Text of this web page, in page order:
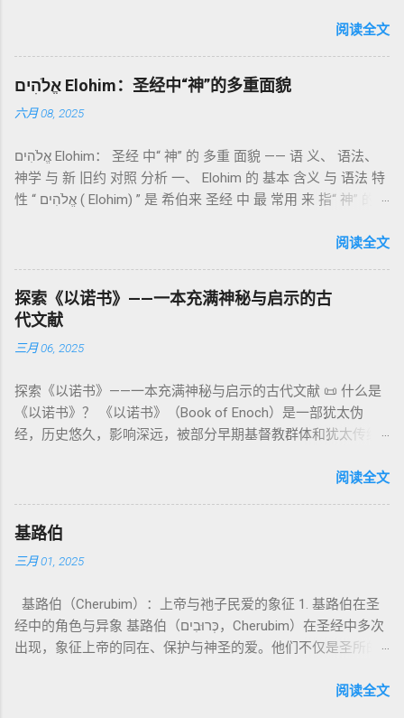
团契的象征； 赎罪祭 （chatat）：针对无意之罪的遮盖； 赎愆
祭 （asham）：针对特定罪行的赔偿与赎回。 这些制度不是单
纯宗教仪式，而是 神提供给罪人恢复关系的方式 。 希伯来文
祂的子民得洁净并维系同在。 三、祭司制度与敬拜秩序 亚伦与
记》强调他们的洁净、服饰、行为都必须与神的圣洁相称。 祭
司是 圣所的看守者、律法的教导者与百姓的代求者 。他们的失
败（如拿答与亚比户擅献凡火）立刻带来神的审判（利10
限 第11–15章讲述关于食物、疾病（如大麻风）、体液等“洁净
与不洁”的律例。其目的不是为了迷信或隔离，而是建立 圣洁与
秩序感 ，帮助以色列人活在神的同在中。 “洁净”不是等同于“无
罪”，而是不妨碍与神交往的状态。圣所是神居住之地，进入必
16章描述每年一次的“赎罪日”（Yom Kippur），大祭司进入至
圣所，用血为圣所与百姓遮罪。 这是整卷《利未记》的神学中
心： 神愿意居住在人中间； 罪必须被遮盖才能维持这同在；
神主动提供遮罪之道（两个祭牲，特别是“为耶和华”的与“归于
亚撒泻勒”的）。 这预表...
世纪），虽不在犹太/基督教主流正典之内（ 埃塞俄比亚正教
吉兹语（埃塞俄比亚语） 保存， 死海古卷 出土了多份 阿拉姆
语 残卷，另有 希腊文 片段，显示其广泛流传。 《一以诺书》
大体由五部分组成（作者与年代各异）： 《守望者之书》（1–
通婚、巨人（尼非利人）的出现，以及神对其囚禁与审判。
《比喻/相似喻之书》（37–71） ：频繁出现“ 那位人子/拣选
者/义者 ”，刻画末世审判与王权。 《天文之书》（72–82） ：
：以异象回顾以色列史并预示末世。 《以诺书信》（91–108）
：智慧训诫、“祸哉”、义人与恶人的结局等。 提示：另有《二
以诺书》（斯拉夫文）与《三以诺书》（希伯来文），属更晚
期以诺传统，不等同于《一以诺书》。 二、为什么重要？——
呼应 犹大书14–15 几乎逐字引 1 Enoch 1:9（“主带着千万圣者
的“深渊囚禁”叙事共振。 彼后2:4 用“ 他他路斯 （Tartarus）”指
天使囚禁之所，贴近以诺传统语境。 福音书/启示录 中的“ 人子
来临与天使同来、坐在荣耀宝座审判列国 ”（太24–25；启1、
观 ：以诺将“巨人之灵”为游行污灵的渊源学解释，补给了新约
驱魔叙事背后的“灵界词库”（可1、路8；亦参弗6:12“执政掌
权”）。 阴间与审判意象 ：Sheol 的分区、册卷与火刑等图像，
：以诺传统对压迫者的“祸哉”，与 雅各书 对不义富者的警告
（雅5）形成呼应。 ...
阅读全文
אֱלֹהִים Elohim：圣经中“神”的多重面貌
六月 08, 2025
אֱלֹהִים Elohim： 圣经 中“ 神” 的 多重 面貌 —— 语 义、 语法、
神学 与 新 旧约 对照 分析 一、 Elohim 的 基本 含义 与 语法 特
性 “ אֱלֹהִים ( Elohim) ” 是 希伯来 圣经 中 最 常用 来 指“ 神” 的
者”。 ✦ 语法 现象： Elohim 是 一个 复数 形式 （“- im” 后
世 记 1: 1）； 在 其他 语 境 中也 可 用于 复数 意义， 如 指 多
神、 属 灵 存在、 审判 官 等； 因此， 需 借助 上下文 判断 语
义 和 神学 定位 。 二、 希伯来 圣经 中 Elohim 的 主要 用法 与
示例 分类 类型 用法 说明 示例 经文 含义 1. 真神 指 以色列 的
所 崇拜 的 神祇 出 20: 3 假 神/ 偶像（ gods） 3. 属 灵 存在
神 的 众 子、 天使、 神圣 议会 成员 诗 82: 1, 申 32: 8– 9
神圣 存在（ divine beings） 4. 法官 被 委托 施行 神 审判者 出
权 代表 受托 执行 神 旨意 的 人（ 如 摩西） 出 7: 1 神 的 代言
人（ divine proxy） 6. 强调 威严 复数 形式 强调 尊贵 超自然 的
显现 撒 上 28: 13 灵界 显现 或 尊称（ majestic plural） 三、
בְּרֵאשִׁית בָּרָא אֱלֹהִים...” “ 起初， 神（ Elohim） 创造 天地。” 尽
语法 结构 显示 这 是在 强调 一位 ...
阅读全文
探索《以诺书》——一本充满神秘与启示的古
代文献
三月 06, 2025
探索《以诺书》——一本充满神秘与启示的古代文献 📜 什么是
《以诺书》？ 《以诺书》（Book of Enoch）是一部犹太伪
经，历史悠久，影响深远，被部分早期基督教群体和犹太传统
的曾祖父——的名义写成，包含大量关于天使、堕落、审判和弥
行，神将他取去，他就不在世了。” 这一神秘的记载激发了后世
关于以诺与神的关系、天国奥秘的丰富想象。《以诺书》便是
这种想象的结晶。 📖《以诺书》的主要内容 《以诺书》并非一
之书》（1 Enoch 1-36） 讲述堕落天使（守望者，Watchers）
如何违背神的命令，与人类女子结合，生下巨人（Nephilim）。
这些天使教授人类各种知识，如金属锻造、药草使用和占星
洪水洁净世界。 这一描述与《创世记 6:1-4》的“神的众子”相呼
阅读全文
基路伯
三月 01, 2025
基路伯（Cherubim）：上帝与祂子民爱的象征 1. 基路伯在圣
经中的角色与异象 基路伯（כְּרוּבִים，Cherubim）在圣经中多次
出现，象征上帝的同在、保护与神圣的爱。他们不仅是圣所的
护者 在《创世记》3:24中，基路伯首次出现，被安置在伊甸园
阅读全文